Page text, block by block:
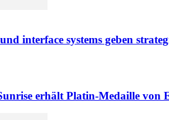
interface systems geben
erhält Platin-Medaille von